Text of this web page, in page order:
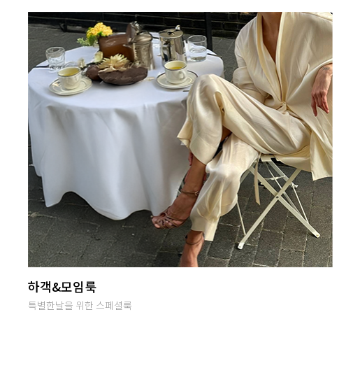
난닝구 라이브방송
단골맺고 득템하세요